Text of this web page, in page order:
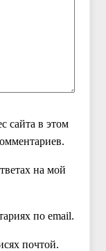
сайта в этом
на мой
по email.
почтой.